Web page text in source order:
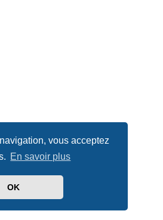
vous acceptez
En savoir plus
OK